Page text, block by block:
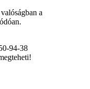
a
94-38